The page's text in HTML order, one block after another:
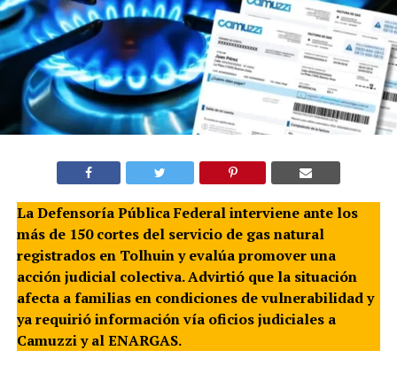
La Defensoría Pública Federal interviene ante los
más de 150 cortes del servicio de gas natural
registrados en Tolhuin y evalúa promover una
acción judicial colectiva. Advirtió que la situación
afecta a familias en condiciones de vulnerabilidad y
ya requirió información vía oficios judiciales a
Camuzzi y al ENARGAS.